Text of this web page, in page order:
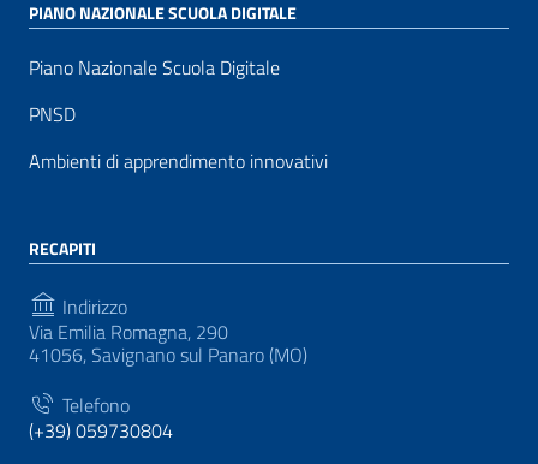
PIANO NAZIONALE SCUOLA DIGITALE
Piano Nazionale Scuola Digitale
PNSD
Ambienti di apprendimento innovativi
RECAPITI
Indirizzo
Via Emilia Romagna, 290
41056, Savignano sul Panaro (MO)
Telefono
(+39) 059730804